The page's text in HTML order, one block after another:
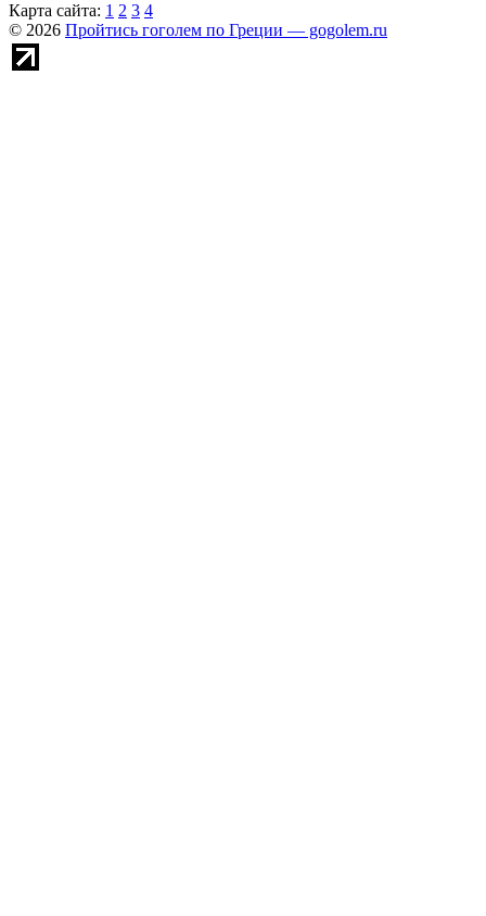
Карта сайта: 1 2 3 4
© 2026 Пройтись гоголем по Греции — gogolem.ru